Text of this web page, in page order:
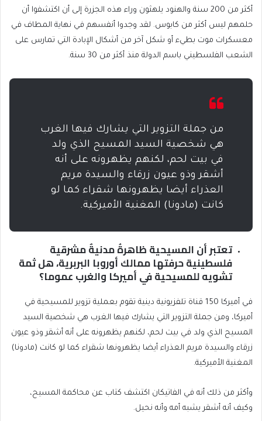
أكثر من 200 سنة والهنود يلهثون وراء هذه الجزرة إلى أن اكتشفوا أن
حلمهم ليس أكثر من كابوس. لقد وجدوا أنفسهم في نهاية المطاف في
معسكرات موت بطيء أو شكل آخر من أشكال الإبادة التي تمارس على
الشعب الفلسطيني باسم الدولة منذ أكثر من 30 سنة.
من جملة التزوير التي يشارك فيها الغرب
هي شخصية السيد المسيح الذي ولد
في بيت لحم، لكنهم يظهرونه على أنه
أشقر وذو عيون زرقاء والسيدة مريم
العذراء أيضا يظهرونها شقراء كما لو
كانت (مادونا) المغنية الأميركية.
تعتبر أن المسيحية ظاهرةُ مدنيةٌ مشرقية
فلسطينية حرفتها ممالك أوروبا البربرية، هل ثمة
تشويه للمسيحية في أميركا والغرب عموما؟
في أميركا 150 قناة تلفزيونية دينية تقوم بعملية تزوير للمسيحية في
أميركا، ومن جملة التزوير التي يشارك فيها الغرب هي شخصية السيد
المسيح الذي ولد في بيت لحم، لكنهم يظهرونه على أنه أشقر وذو عيون
زرقاء والسيدة مريم العذراء أيضا يظهرونها شقراء كما لو كانت (مادونا)
المغنية الأميركية.
وأكثر من ذلك أنه في الفاتيكان اكتشف كتاب عن محاكمة المسيح،
وكيف أنه أشقر يشبه أمه وأنه نحيل.